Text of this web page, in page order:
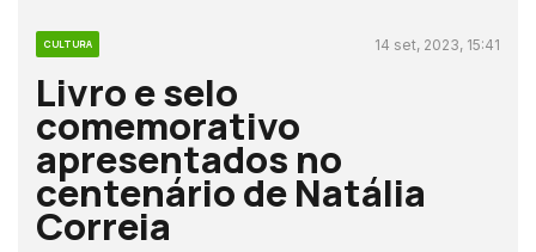
CULTURA 14 set, 2023, 15:41
Livro e selo
comemorativo
apresentados no
centenário de Natália
Correia